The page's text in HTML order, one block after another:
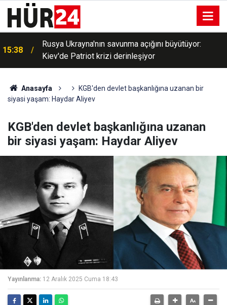
15:22
Konya’da toplu taşıma araçlarına yönelik denetimler
sürüyor
Anasayfa
KGB'den devlet başkanlığına uzanan bir
siyasi yaşam: Haydar Aliyev
KGB'den devlet başkanlığına uzanan
bir siyasi yaşam: Haydar Aliyev
Yayınlanma: 12 Aralık 2025 Cuma 18:43